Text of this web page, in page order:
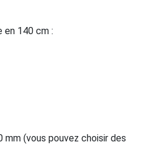
en 140 cm :
mm (vous pouvez choisir des